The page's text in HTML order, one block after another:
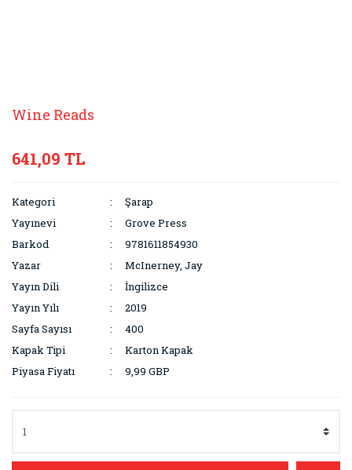
Wine Reads
641,09 TL
Kategori
Şarap
Yayınevi
Grove Press
Barkod
9781611854930
Yazar
McInerney, Jay
Yayın Dili
İngilizce
Yayın Yılı
2019
Sayfa Sayısı
400
Kapak Tipi
Karton Kapak
Piyasa Fiyatı
9,99 GBP